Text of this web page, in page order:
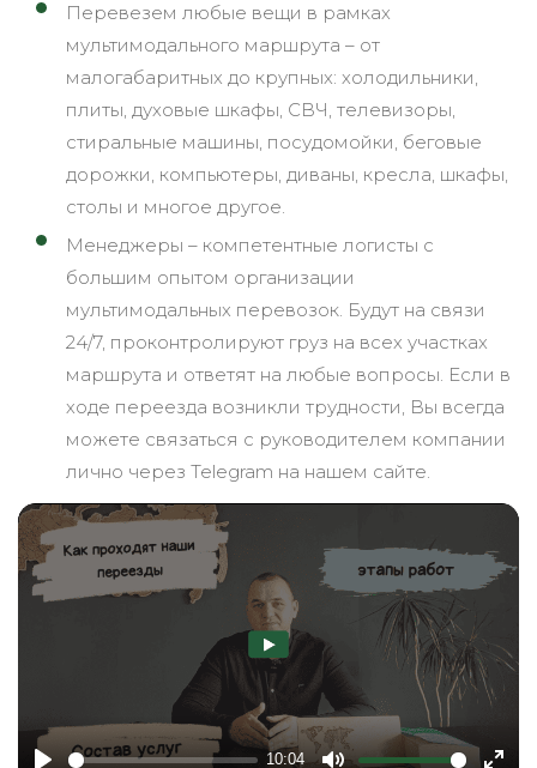
10:04
Перевезем любые вещи в рамках
мультимодального маршрута – от
малогабаритных до крупных: холодильники,
плиты, духовые шкафы, СВЧ, телевизоры,
стиральные машины, посудомойки, беговые
дорожки, компьютеры, диваны, кресла, шкафы,
столы и многое другое.
Менеджеры – компетентные логисты с
большим опытом организации
мультимодальных перевозок. Будут на связи
24/7, проконтролируют груз на всех участках
маршрута и ответят на любые вопросы. Если в
ходе переезда возникли трудности, Вы всегда
можете связаться с руководителем компании
лично через Telegram на нашем сайте.